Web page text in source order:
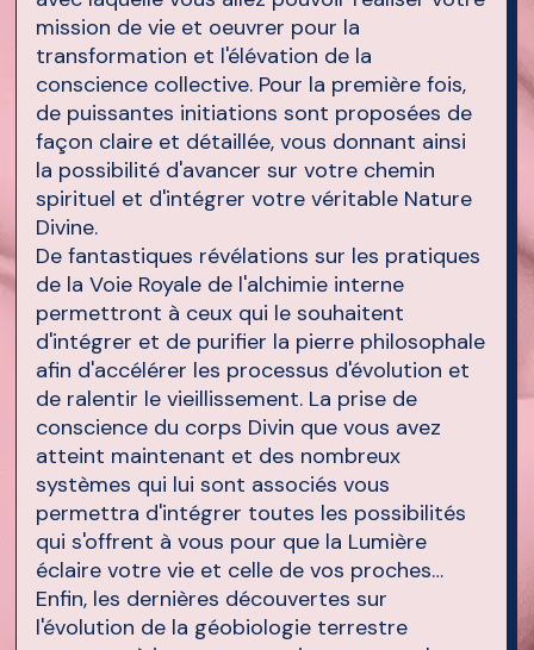
mission de vie et oeuvrer pour la
transformation et l'élévation de la
conscience collective. Pour la première fois,
de puissantes initiations sont proposées de
façon claire et détaillée, vous donnant ainsi
la possibilité d'avancer sur votre chemin
spirituel et d'intégrer votre véritable Nature
Divine.
De fantastiques révélations sur les pratiques
de la Voie Royale de l'alchimie interne
permettront à ceux qui le souhaitent
d'intégrer et de purifier la pierre philosophale
afin d'accélérer les processus d'évolution et
de ralentir le vieillissement. La prise de
conscience du corps Divin que vous avez
atteint maintenant et des nombreux
systèmes qui lui sont associés vous
permettra d'intégrer toutes les possibilités
qui s'offrent à vous pour que la Lumière
éclaire votre vie et celle de vos proches…
Enfin, les dernières découvertes sur
l'évolution de la géobiologie terrestre